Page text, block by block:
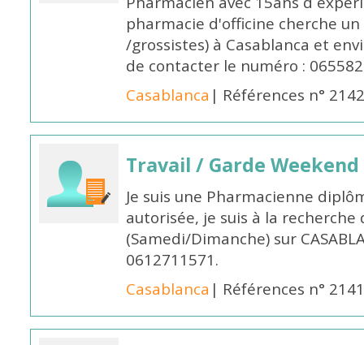
pharmacie d'officine cherche
/grossistes) à Casablanca et
de contacter le numéro :
Casablanca | Références n°
Travail / Garde Weekend
Je suis une Pharmacienne
autorisée, je suis à la
(Samedi/Dimanche) sur
0612711571.
Casablanca | Références n°